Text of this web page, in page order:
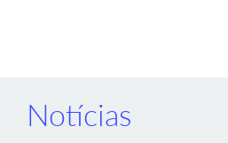
Notícias